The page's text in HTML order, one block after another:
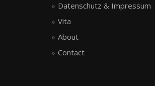
Datenschutz & Impressum
Vita
About
Contact